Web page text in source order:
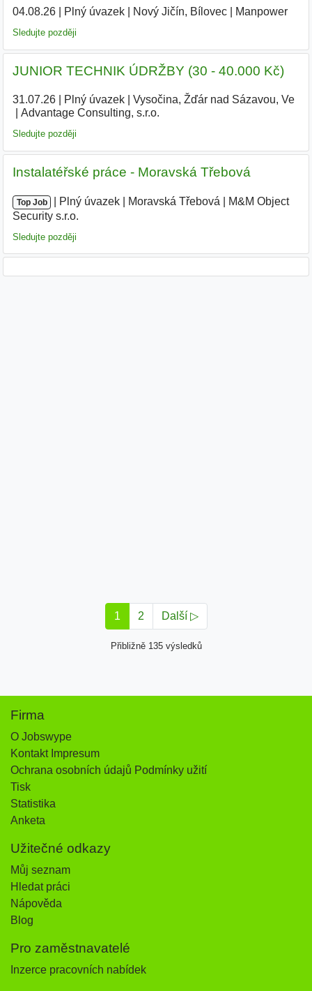
04.08.26| Plný úvazek| Nový Jičín, Bílovec| Manpower|
Sledujte později
JUNIOR TECHNIK ÚDRŽBY (30 - 40.000 Kč)
31.07.26| Plný úvazek| Vysočina, Žďár nad Sázavou, Ve|
Advantage Consulting, s.r.o.
Sledujte později
Instalatéřské práce - Moravská Třebová
Top Job Plný úvazek Moravská Třebová
M&M Object
Security s.r.o.
Sledujte později
1 2 Další ▷
Přibližně 135 výsledků
Firma
O Jobswype
Kontakt Impresum
Ochrana osobních údajů Podmínky užití
Tisk
Statistika
Anketa
Užitečné odkazy
Můj seznam
Hledat práci
Nápověda
Blog
Pro zaměstnavatelé
Inzerce pracovních nabídek